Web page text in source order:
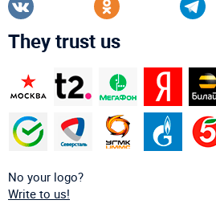
They trust us
No your logo?
Write to us!